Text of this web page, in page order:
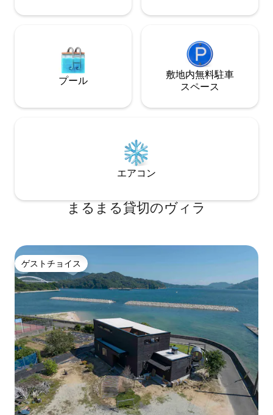
て、それぞれの建物に１組ずつ受け入
側のガラスなども薄く、お子様には危険
になりうる箇所がございますので小学生
以下のお子様は「別館」をご予約くださ
ぐ近くの静かなため池や、集落の入り組
チン：家族旅行や
備：各棟専用の駐
🌸 大石公園の四季
は满開の桜 夏は湖畔にラベンダーと紫陽
花が幻想的。 秋は紅葉祭りも開催中 冬は
雪化粧した富士山
きを過ごし。 皆
プール
敷地内無料駐⁠車
ス⁠ペ⁠ー⁠ス
エアコン
まるまる貸切のヴィラ
ゲストチョイス
ゲストチョイス